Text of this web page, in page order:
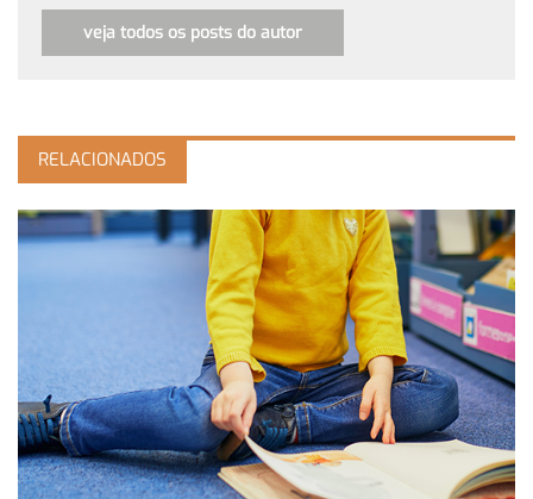
veja todos os posts do autor
RELACIONADOS